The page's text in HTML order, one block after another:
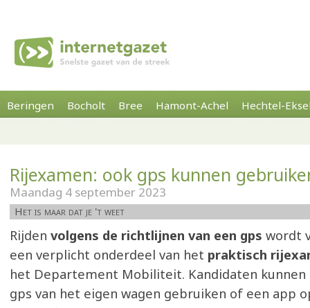
Beringen Bocholt Bree Hamont-Achel Hechtel-
Rijexamen: ook gps kunnen
Maandag 4 september 2023
Het is maar dat je 't weet
Rijden volgens de richtlijnen van een gps wordt
een verplicht onderdeel van het praktisch
het Departement Mobiliteit. Kandidaten kunnen
gps van het eigen wagen gebruiken of een app